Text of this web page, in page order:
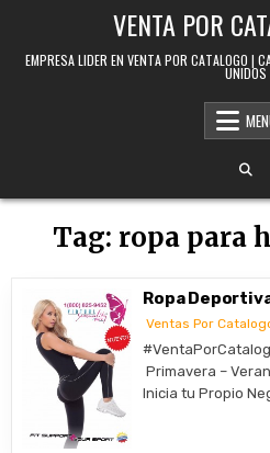
VENTA POR
EMPRESA LIDER EN VENTA POR CATALOGO |
UNIDOS
Tag: ropa para
Ropa
Ventas Por
Primavera –
Inicia tu Propio